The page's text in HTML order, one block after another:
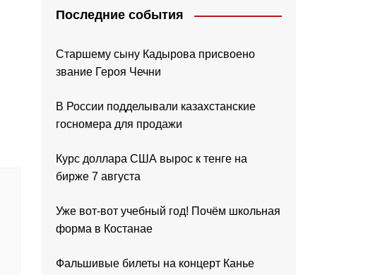
Последние события
Старшему сыну Кадырова присвоено
звание Героя Чечни
В России подделывали казахстанские
госномера для продажи
Курс доллара США вырос к тенге на
бирже 7 августа
Уже вот-вот учебный год! Почём школьная
форма в Костанае
Фальшивые билеты на концерт Канье